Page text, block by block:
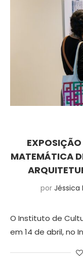
MATEMÁTICA
por Jéssica
O Instituto de
em 14 de abril, no